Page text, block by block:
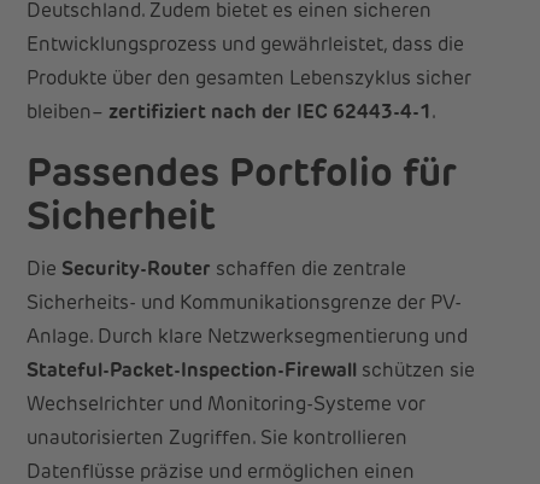
Deutschland. Zudem bietet es einen sicheren
Entwicklungsprozess und gewährleistet, dass die
Produkte über den gesamten Lebenszyklus sicher
bleiben– zertifiziert nach der IEC 62443-4-1 .
Passendes Portfolio für
Sicherheit
Die Security-Router schaffen die zentrale
Sicherheits- und Kommunikationsgrenze der PV-
Anlage. Durch klare Netzwerksegmentierung und
Stateful-Packet-Inspection-Firewall schützen sie
Wechselrichter und Monitoring-Systeme vor
unautorisierten Zugriffen. Sie kontrollieren
Datenflüsse präzise und ermöglichen einen